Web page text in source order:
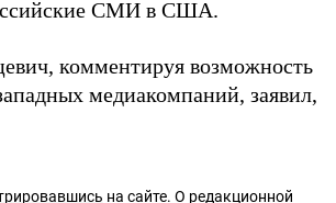
СМИ в США.
комментируя возможность
медиакомпаний, заявил,
на сайте. О редакционной